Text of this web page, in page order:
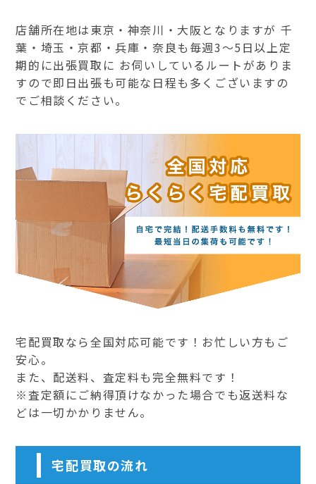
店舗所在地は東京・神奈川・大阪となりますが 千
葉・埼玉・京都・兵庫・奈良も毎週3～5日以上定
期的に出張買取に お伺いしているルートがありま
すので即日出張も可能な日程も多くございますの
でご相談ください。
宅配買取なら全国対応可能です！お忙しい方もご
安心。
また、配送料、査定料も完全無料です！
※査定額にご納得頂けなかった場合でも返送料な
どは一切かかりません。
宅配買取の流れ